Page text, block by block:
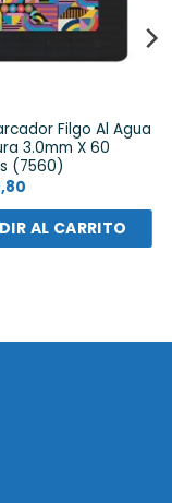
Filgo Al Agua
3.0mm X 60
(7560)
AL CARRITO